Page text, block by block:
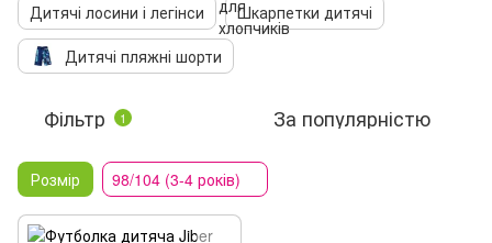
Дитячі лосини і легінси
Шкарпетки дитячі
Дитячі пляжні шорти
Фільтр 1 За популярністю
Розмір 98/104 (3-4 років)